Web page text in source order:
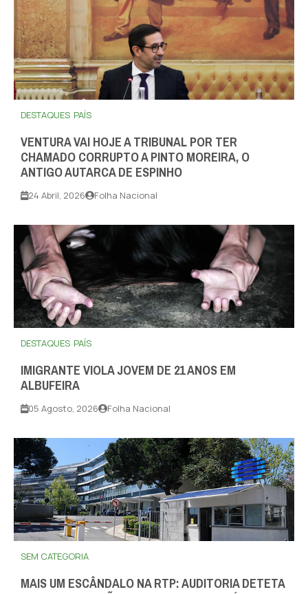
DESTAQUES PAÍS
VENTURA VAI HOJE A TRIBUNAL POR TER
CHAMADO CORRUPTO A PINTO MOREIRA, O
ANTIGO AUTARCA DE ESPINHO
24 Abril, 2026 Folha Nacional
DESTAQUES PAÍS
IMIGRANTE VIOLA JOVEM DE 21 ANOS EM
ALBUFEIRA
05 Agosto, 2026 Folha Nacional
SEM CATEGORIA
MAIS UM ESCÂNDALO NA RTP: AUDITORIA DETETA